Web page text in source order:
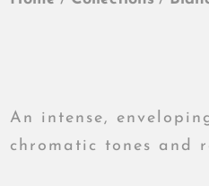
An intense,
chromatic tones and